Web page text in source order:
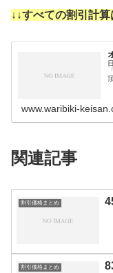
↓↓すべての割引計算
www.waribiki-
関連記事
割引価格まとめ
割引価格まとめ